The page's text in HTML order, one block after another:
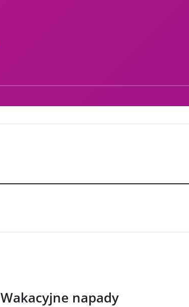
Wakacyjne napady